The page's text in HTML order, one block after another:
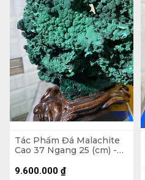
Tác Phẩm Đá Malachite
Cao 37 Ngang 25 (cm) -
9.600.000 ₫